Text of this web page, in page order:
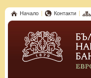
Начало Контакти